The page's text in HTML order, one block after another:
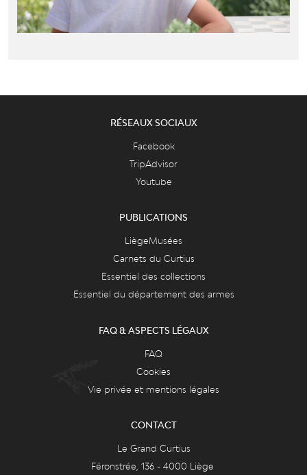
RÉSEAUX SOCIAUX
Facebook
TripAdvisor
Youtube
PUBLICATIONS
LiègeMusées
Carnets du Curtius
Essentiel des collections
Essentiel du département des armes
FAQ & ASPECTS LÉGAUX
FAQ
Cookies
Vie privée et mentions légales
CONTACT
Le Grand Curtius
Féronstrée, 136 - 4000 Liège